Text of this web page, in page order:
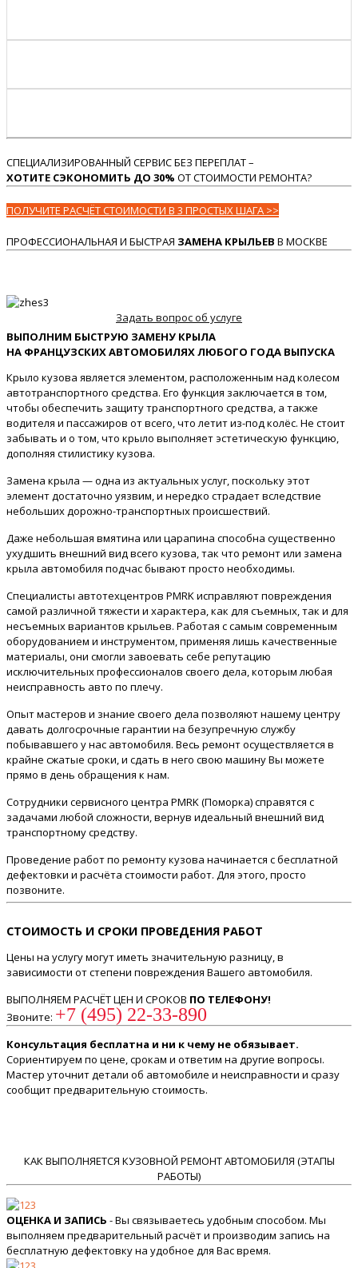
СПЕЦИАЛИЗИРОВАННЫЙ СЕРВИС БЕЗ ПЕРЕПЛАТ –
ХОТИТЕ СЭКОНОМИТЬ ДО 30% ОТ СТОИМОСТИ РЕМОНТА?
ПОЛУЧИТЕ РАСЧЁТ СТОИМОСТИ В 3 ПРОСТЫХ ШАГА >>
ПРОФЕССИОНАЛЬНАЯ И БЫСТРАЯ ЗАМЕНА КРЫЛЬЕВ В МОСКВЕ
Задать вопрос об услуге
ВЫПОЛНИМ БЫСТРУЮ ЗАМЕНУ КРЫЛА
НА ФРАНЦУЗСКИХ АВТОМОБИЛЯХ ЛЮБОГО ГОДА ВЫПУСКА
Крыло кузова является элементом, расположенным над колесом
автотранспортного средства. Его функция заключается в том,
чтобы обеспечить защиту транспортного средства, а также
водителя и пассажиров от всего, что летит из-под колёс. Не стоит
забывать и о том, что крыло выполняет эстетическую функцию,
дополняя стилистику кузова.
Замена крыла — одна из актуальных услуг, поскольку этот
элемент достаточно уязвим, и нередко страдает вследствие
небольших дорожно-транспортных происшествий.
Даже небольшая вмятина или царапина способна существенно
ухудшить внешний вид всего кузова, так что ремонт или замена
крыла автомобиля подчас бывают просто необходимы.
Специалисты автотехцентров PMRK исправляют повреждения
самой различной тяжести и характера, как для съемных, так и для
несъемных вариантов крыльев. Работая с самым современным
оборудованием и инструментом, применяя лишь качественные
материалы, они смогли завоевать себе репутацию
исключительных профессионалов своего дела, которым любая
неисправность авто по плечу.
Опыт мастеров и знание своего дела позволяют нашему центру
давать долгосрочные гарантии на безупречную службу
побывавшего у нас автомобиля. Весь ремонт осуществляется в
крайне сжатые сроки, и сдать в него свою машину Вы можете
прямо в день обращения к нам.
Сотрудники сервисного центра PMRK (Поморка) справятся с
задачами любой сложности, вернув идеальный внешний вид
транспортному средству.
Проведение работ по ремонту кузова начинается с бесплатной
дефектовки и расчёта стоимости работ. Для этого, просто
позвоните.
СТОИМОСТЬ И СРОКИ ПРОВЕДЕНИЯ РАБОТ
Цены на услугу могут иметь значительную разницу, в
зависимости от степени повреждения Вашего автомобиля.
ВЫПОЛНЯЕМ РАСЧЁТ ЦЕН И СРОКОВ ПО ТЕЛЕФОНУ!
Звоните: +7 (495) 22-33-890
Консультация бесплатна и ни к чему не обязывает.
Сориентируем по цене, срокам и ответим на другие вопросы.
Мастер уточнит детали об автомобиле и неисправности и сразу
сообщит предварительную стоимость.
КАК ВЫПОЛНЯЕТСЯ КУЗОВНОЙ РЕМОНТ АВТОМОБИЛЯ (ЭТАПЫ
РАБОТЫ)
ОЦЕНКА И ЗАПИСЬ - Вы связываетесь удобным способом. Мы
выполняем предварительный расчёт и производим запись на
бесплатную дефектовку на удобное для Вас время.